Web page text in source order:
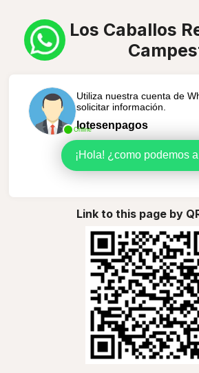
Los Caballos
Online
Utiliza nuestra cuenta de
solicitar información.
lotesenpagos
Link to this page by